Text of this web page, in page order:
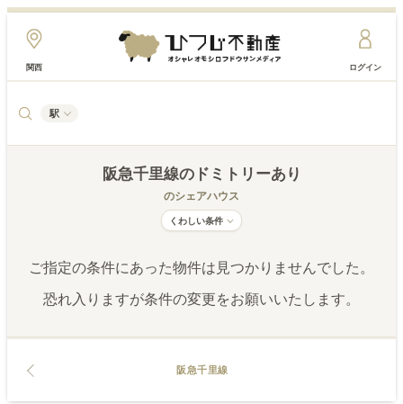
関西 ログイン
駅
阪急千里線のドミトリーあり
のシェアハウス
くわしい条件
ご指定の条件にあった物件は見つかりませんでした。
恐れ入りますが条件の変更をお願いいたします。
阪急千里線